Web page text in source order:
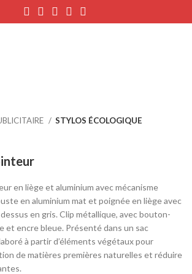
STYLOS ÉCOLOGIQUE
en liège et aluminium avec mécanisme
en aluminium mat et poignée en liège avec
en gris. Clip métallique, avec bouton-
et encre bleue. Présenté dans un sac
à partir d’éléments végétaux pour
de matières premières naturelles et réduire